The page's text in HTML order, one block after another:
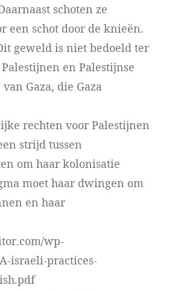
schoten ze
schot door de knieën.
geweld is niet bedoeld ter
en Palestijnse
Gaza, die Gaza
rechten voor Palestijnen
strijd tussen
om haar kolonisatie
moet haar dwingen om
en haar
wp-
israeli-practices-